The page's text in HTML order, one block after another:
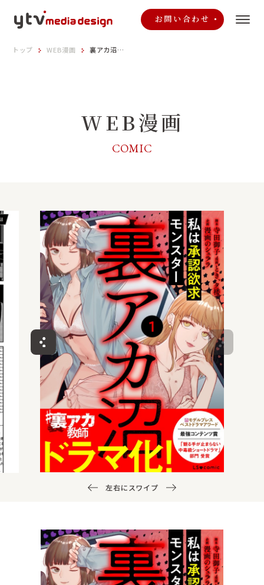
お問い合わせ
トップ WEB漫画
裏アカ沼
WEB漫画
COMIC
左右にスワイプ